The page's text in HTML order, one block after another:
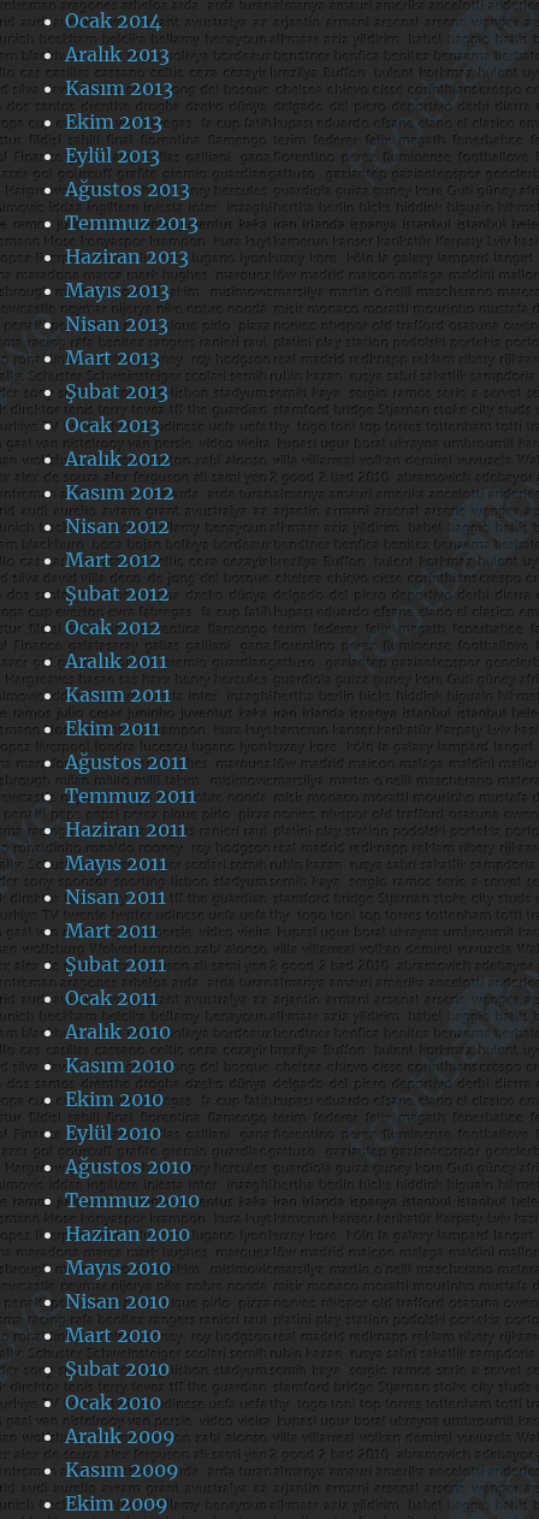
Ocak 2014
Aralık 2013
Kasım 2013
Ekim 2013
Eylül 2013
Ağustos 2013
Temmuz 2013
Haziran 2013
Mayıs 2013
Nisan 2013
Mart 2013
Şubat 2013
Ocak 2013
Aralık 2012
Kasım 2012
Nisan 2012
Mart 2012
Şubat 2012
Ocak 2012
Aralık 2011
Kasım 2011
Ekim 2011
Ağustos 2011
Temmuz 2011
Haziran 2011
Mayıs 2011
Nisan 2011
Mart 2011
Şubat 2011
Ocak 2011
Aralık 2010
Kasım 2010
Ekim 2010
Eylül 2010
Ağustos 2010
Temmuz 2010
Haziran 2010
Mayıs 2010
Nisan 2010
Mart 2010
Şubat 2010
Ocak 2010
Aralık 2009
Kasım 2009
Ekim 2009